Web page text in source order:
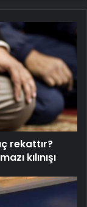
rekattır?
kılınışı